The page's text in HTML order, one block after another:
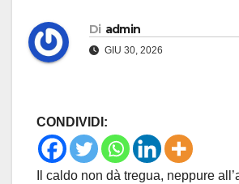
Di admin
GIU 30, 2026
CONDIVIDI:
Il caldo non dà tregua, neppure